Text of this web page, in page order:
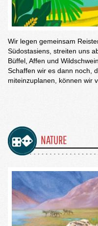
Wir legen gemeinsam
Südostasiens, streiten uns
Büffel, Affen und
Schaffen wir es dann noch,
miteinzuplanen, können wir
NATURE